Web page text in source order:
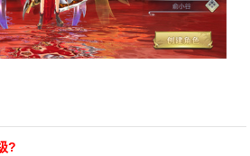
?